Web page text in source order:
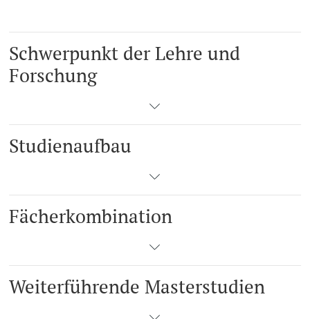
Schwerpunkt der Lehre und
Forschung
Studienaufbau
Fächerkombination
Weiterführende Masterstudien